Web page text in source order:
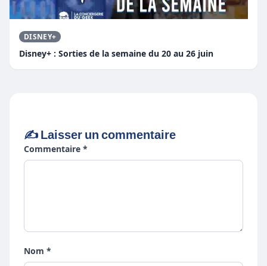
DISNEY+
Disney+ : Sorties de la semaine du 20 au 26 juin
✍️ Laisser un commentaire
Commentaire *
Nom *